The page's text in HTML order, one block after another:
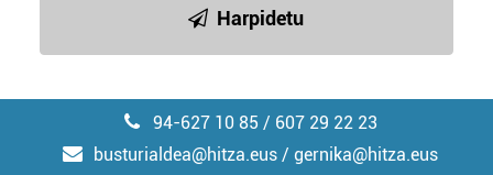
Harpidetu
94-627 10 85 / 607 29 22 23
busturialdea@hitza.eus / gernika@hitza.eus